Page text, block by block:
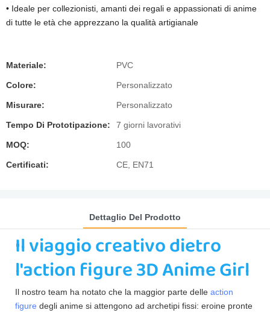
• Ideale per collezionisti, amanti dei regali e appassionati di anime
di tutte le età che apprezzano la qualità artigianale
Materiale: PVC
Colore: Personalizzato
Misurare: Personalizzato
Tempo Di Prototipazione: 7 giorni lavorativi
MOQ: 100
Certificati: CE, EN71
Dettaglio Del Prodotto
Il viaggio creativo dietro
l'action figure 3D Anime Girl
Il nostro team ha notato che la maggior parte delle action
figure degli anime si attengono ad archetipi fissi: eroine pronte